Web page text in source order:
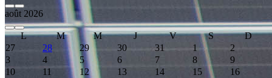
août 2026
L M M J V S
D
27
28 29 30 31 1
2
3
4 5 6 7 8
9
10
11 12 13 14 15
16